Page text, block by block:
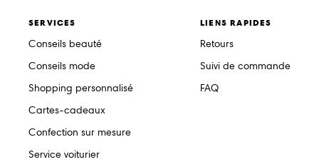
SERVICES
Conseils beauté
Conseils mode
Shopping personnalisé
Cartes-cadeaux
Confection sur mesure
Service voiturier
LIENS RAPIDES
Retours
Suivi de commande
FAQ